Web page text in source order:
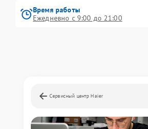
Время работы
Ежедневно с 9:00 до 21:00
Сервисный центр Haier